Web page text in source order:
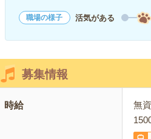
職場の様子 活気がある
募集情報
時給
無